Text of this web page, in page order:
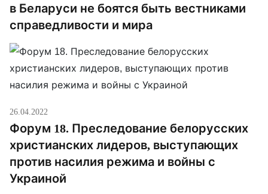
в Беларуси не боятся быть вестниками
справедливости и мира
26.04.2022
Форум 18. Преследование белорусских
христианских лидеров, выступающих
против насилия режима и войны с
Украиной